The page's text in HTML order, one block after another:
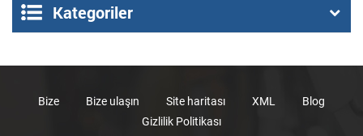
Kategoriler
Bize Bize ulaşın Site haritası XML
Blog
Gizlilik Politikası